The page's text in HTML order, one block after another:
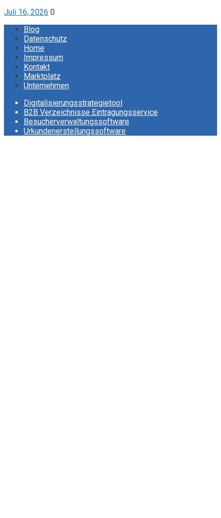
Juli 16, 2026 0
Blog
Datenschutz
Home
Impressum
Kontakt
Marktplatz
Unternehmen
Digitalisierungsstrategietool
B2B Verzeichnisse Eintragungsservice
Besucherverwaltungssoftware
Urkundenerstellungssoftware